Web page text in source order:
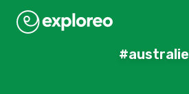
#australie